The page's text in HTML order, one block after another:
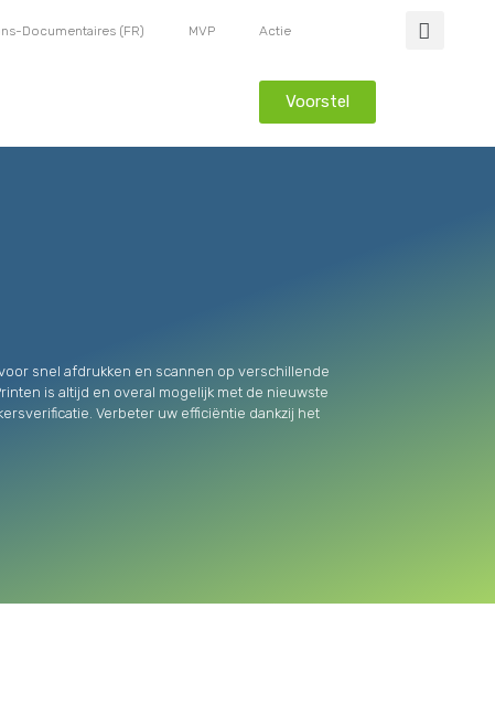
Documentaires (FR) MVP Actie
Voorstel
snel afdrukken en scannen op verschillende
is altijd en overal mogelijk met de nieuwste
Verbeter uw efficiëntie dankzij het